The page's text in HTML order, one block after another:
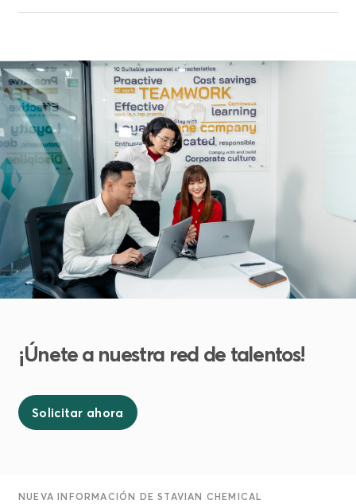
¡Únete a nuestra red de talentos!
Solicitar ahora
NUEVA INFORMACIÓN DE STAVIAN CHEMICAL